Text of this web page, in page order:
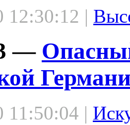
12:30:12 |
—
11:50:04 |